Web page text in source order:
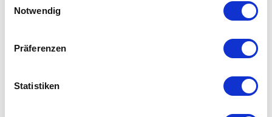
Notwendig
Präferenzen
Statistiken